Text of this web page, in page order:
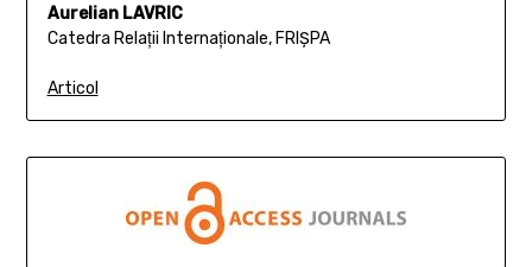
Aurelian LAVRIC
Catedra Relaţii Internaţionale, FRIŞPA
Articol